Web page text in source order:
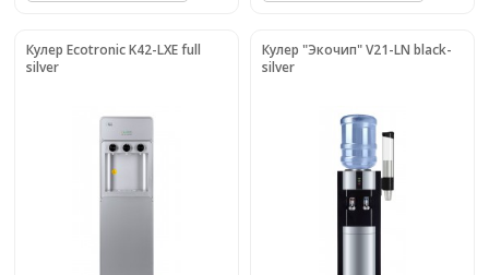
Кулер Ecotronic K42-LXE full
silver
Кулер "Экочип" V21-LN black-
silver